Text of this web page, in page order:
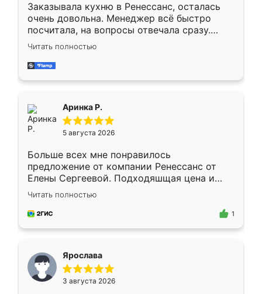
Заказывала кухню в Ренессанс, осталась
очень довольна. Менеджер всё быстро
посчитала, на вопросы отвечала сразу.
Замерщик приехал в субботу, подошёл к
делу со всей ответственностью. Собрали
за день, ребята работали аккуратно, даже
Читать полностью
Аринка Р.
5 августа 2026
Больше всех мне понравилось
предложение от компании Ренессанс от
Елены Сергеевой. Подходяшщая цена и
короткие сроки изготовления. Приехавший
для замера сотрудник Владислав
предложил по моему эскизу самый
Читать полностью
1
Ярослава
3 августа 2026